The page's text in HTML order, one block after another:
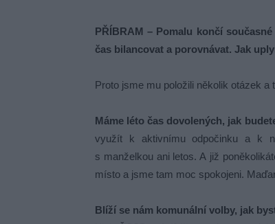
PŘÍBRAM – Pomalu končí
čas bilancovat a porovnávat. Jak
Proto jsme mu položili několik otázek
Máme léto čas dovolených, jak
využít k aktivnímu odpočinku a k
s manželkou ani letos. A již
místo a jsme tam moc spokojeni.
Blíží se nám komunální volby, jak